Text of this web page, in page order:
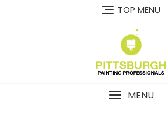
TOP MENU
MENU